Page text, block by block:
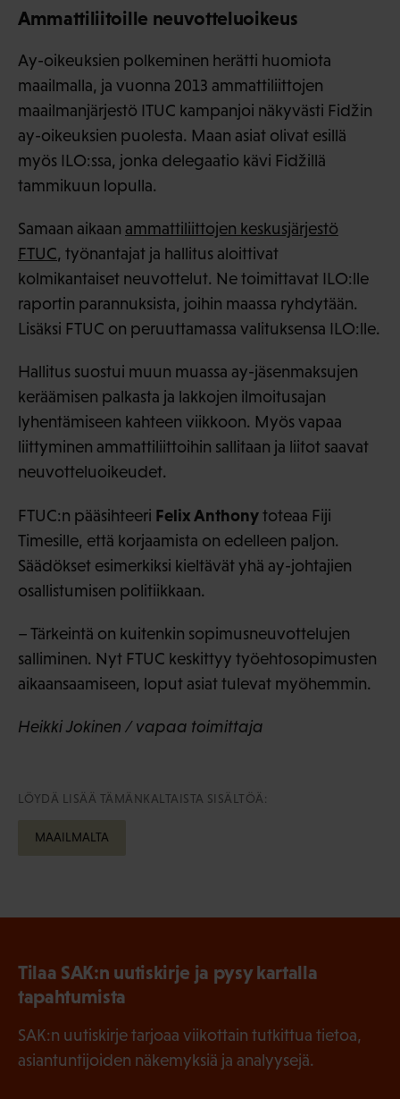
Ammattiliitoille neuvotteluoikeus
Ay-oikeuksien polkeminen herätti huomiota
maailmalla, ja vuonna 2013 ammattiliittojen
maailmanjärjestö ITUC kampanjoi näkyvästi Fidžin
ay-oikeuksien puolesta. Maan asiat olivat esillä
myös ILO:ssa, jonka delegaatio kävi Fidžillä
tammikuun lopulla.
Samaan aikaan ammattiliittojen keskusjärjestö
FTUC, työnantajat ja hallitus aloittivat
kolmikantaiset neuvottelut. Ne toimittavat ILO:lle
raportin parannuksista, joihin maassa ryhdytään.
Lisäksi FTUC on peruuttamassa valituksensa ILO:lle.
Hallitus suostui muun muassa ay-jäsenmaksujen
keräämisen palkasta ja lakkojen ilmoitusajan
lyhentämiseen kahteen viikkoon. Myös vapaa
liittyminen ammattiliittoihin sallitaan ja liitot saavat
neuvotteluoikeudet.
FTUC:n pääsihteeri Felix Anthonytoteaa Fiji
Timesille, että korjaamista on edelleen paljon.
Säädökset esimerkiksi kieltävät yhä ay-johtajien
osallistumisen politiikkaan.
– Tärkeintä on kuitenkin sopimusneuvottelujen
salliminen. Nyt FTUC keskittyy työehtosopimusten
aikaansaamiseen, loput asiat tulevat myöhemmin.
Heikki Jokinen / vapaa toimittaja
LÖYDÄ LISÄÄ TÄMÄNKALTAISTA SISÄLTÖÄ:
MAAILMALTA
Tilaa SAK:n uutiskirje ja pysy kartalla
tapahtumista
SAK:n uutiskirje tarjoaa viikottain tutkittua tietoa,
asiantuntijoiden näkemyksiä ja analyysejä.